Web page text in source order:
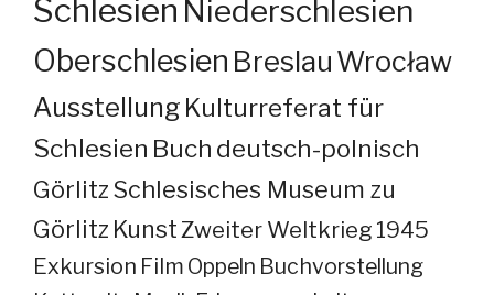
Schlesien Niederschlesien
Oberschlesien Breslau Wrocław
Ausstellung Kulturreferat für
Schlesien Buch deutsch-polnisch
GörlitzSchlesisches Museum zu
Görlitz KunstZweiter Weltkrieg 1945
Exkursion Film Oppeln Buchvorstellung